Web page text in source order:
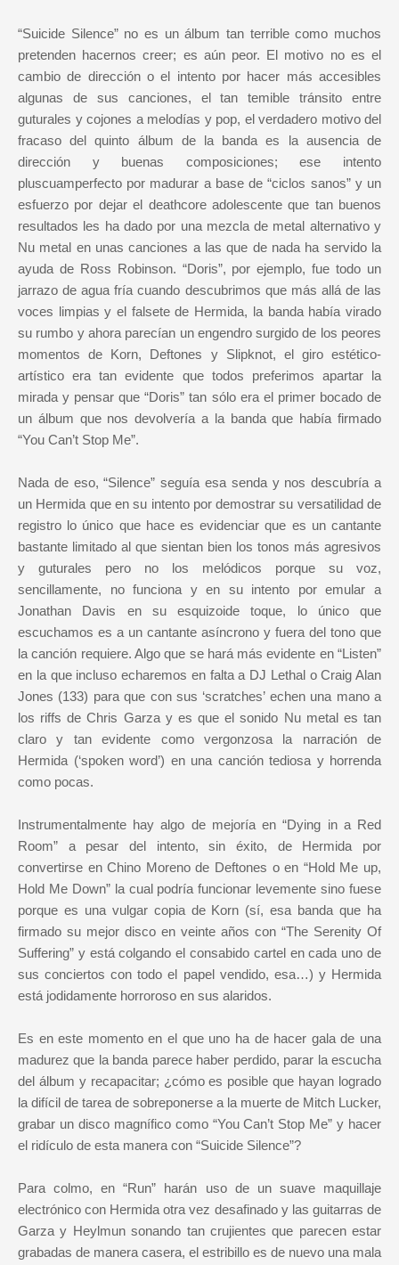
“Suicide Silence” no es un álbum tan terrible como muchos
pretenden hacernos creer; es aún peor. El motivo no es el
cambio de dirección o el intento por hacer más accesibles
algunas de sus canciones, el tan temible tránsito entre
guturales y cojones a melodías y pop, el verdadero motivo del
fracaso del quinto álbum de la banda es la ausencia de
dirección y buenas composiciones; ese intento
pluscuamperfecto por madurar a base de “ciclos sanos” y un
esfuerzo por dejar el deathcore adolescente que tan buenos
resultados les ha dado por una mezcla de metal alternativo y
Nu metal en unas canciones a las que de nada ha servido la
ayuda de Ross Robinson. “Doris”, por ejemplo, fue todo un
jarrazo de agua fría cuando descubrimos que más allá de las
voces limpias y el falsete de Hermida, la banda había virado
su rumbo y ahora parecían un engendro surgido de los peores
momentos de Korn, Deftones y Slipknot, el giro estético-
artístico era tan evidente que todos preferimos apartar la
mirada y pensar que “Doris” tan sólo era el primer bocado de
un álbum que nos devolvería a la banda que había firmado
“You Can’t Stop Me”.
Nada de eso, “Silence” seguía esa senda y nos descubría a
un Hermida que en su intento por demostrar su versatilidad de
registro lo único que hace es evidenciar que es un cantante
bastante limitado al que sientan bien los tonos más agresivos
y guturales pero no los melódicos porque su voz,
sencillamente, no funciona y en su intento por emular a
Jonathan Davis en su esquizoide toque, lo único que
escuchamos es a un cantante asíncrono y fuera del tono que
la canción requiere. Algo que se hará más evidente en “Listen”
en la que incluso echaremos en falta a DJ Lethal o Craig Alan
Jones (133) para que con sus ‘scratches’ echen una mano a
los riffs de Chris Garza y es que el sonido Nu metal es tan
claro y tan evidente como vergonzosa la narración de
Hermida (‘spoken word’) en una canción tediosa y horrenda
como pocas.
Instrumentalmente hay algo de mejoría en “Dying in a Red
Room” a pesar del intento, sin éxito, de Hermida por
convertirse en Chino Moreno de Deftones o en “Hold Me up,
Hold Me Down” la cual podría funcionar levemente sino fuese
porque es una vulgar copia de Korn (sí, esa banda que ha
firmado su mejor disco en veinte años con “The Serenity Of
Suffering” y está colgando el consabido cartel en cada uno de
sus conciertos con todo el papel vendido, esa…) y Hermida
está jodidamente horroroso en sus alaridos.
Es en este momento en el que uno ha de hacer gala de una
madurez que la banda parece haber perdido, parar la escucha
del álbum y recapacitar; ¿cómo es posible que hayan logrado
la difícil de tarea de sobreponerse a la muerte de Mitch Lucker,
grabar un disco magnífico como “You Can’t Stop Me” y hacer
el ridículo de esta manera con “Suicide Silence”?
Para colmo, en “Run” harán uso de un suave maquillaje
electrónico con Hermida otra vez desafinado y las guitarras de
Garza y Heylmun sonando tan crujientes que parecen estar
grabadas de manera casera, el estribillo es de nuevo una mala